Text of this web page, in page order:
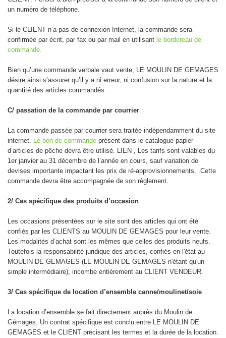
un numéro de téléphone.
Si le CLIENT n’a pas de connexion Internet, la commande sera
confirmée par écrit, par fax ou par mail en utilisant le bordereau de
commande.
Bien qu’une commande verbale vaut vente, LE MOULIN DE GEMAGES
désire ainsi s’assurer qu’il y a ni erreur, ni confusion sur la nature et la
quantité des articles commandés..
C/ passation de la commande par courrier
La commande passée par courrier sera traitée indépendamment du site
internet. Le bon de commande présent dans le catalogue papier
d’articles de pêche devra être utilisé. LIEN , Les tarifs sont valables du
1er janvier au 31 décembre de l’année en cours, sauf variation de
devises importante impactant les prix de ré-approvisionnements. .Cette
commande devra être accompagnée de son règlement.
2/ Cas spécifique des produits d’occasion
Les occasions présentées sur le site sont des articles qui ont été
confiés par les CLIENTS au MOULIN DE GEMAGES pour leur vente.
Les modalités d’achat sont les mêmes que celles des produits neufs.
Toutefois la responsabilité juridique des articles, confiés en l'état au
MOULIN DE GEMAGES (LE MOULIN DE GEMAGES n'étant qu'un
simple intermédiaire), incombe entièrement au CLIENT VENDEUR.
3/ Cas spécifique de location d’ensemble canne/moulinet/soie
La location d’ensemble se fait directement auprès du Moulin de
Gémages. Un contrat spécifique est conclu entre LE MOULIN DE
GEMAGES et le CLIENT précisant les termes et la durée de la location.